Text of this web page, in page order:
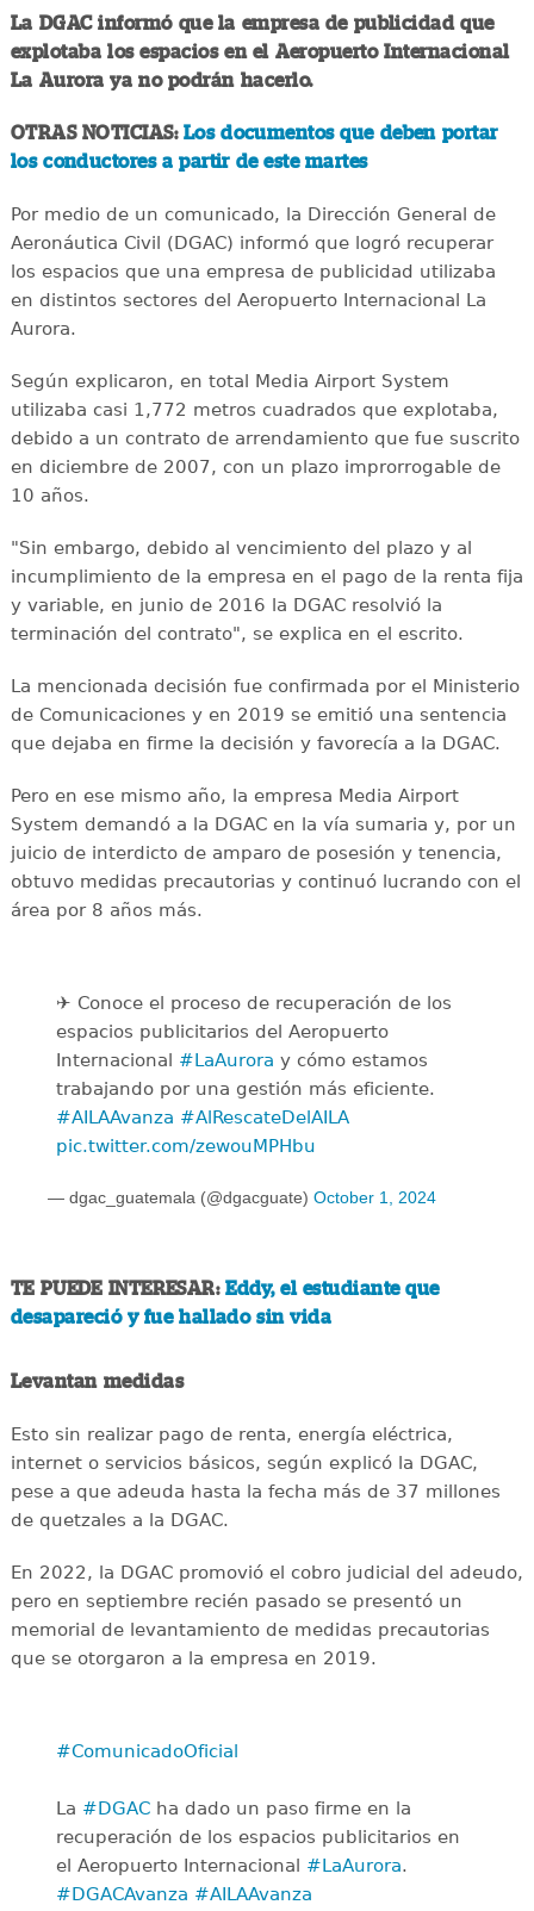
La DGAC informó que la empresa de publicidad que
explotaba los espacios en el Aeropuerto Internacional
La Aurora ya no podrán hacerlo.
OTRAS NOTICIAS: Los documentos que deben portar
los conductores a partir de este martes
Por medio de un comunicado, la Dirección General de
Aeronáutica Civil (DGAC) informó que logró recuperar
los espacios que una empresa de publicidad utilizaba
en distintos sectores del Aeropuerto Internacional La
Aurora.
Según explicaron, en total Media Airport System
utilizaba casi 1,772 metros cuadrados que explotaba,
debido a un contrato de arrendamiento que fue suscrito
en diciembre de 2007, con un plazo improrrogable de
10 años.
"Sin embargo, debido al vencimiento del plazo y al
incumplimiento de la empresa en el pago de la renta fija
y variable, en junio de 2016 la DGAC resolvió la
terminación del contrato", se explica en el escrito.
La mencionada decisión fue confirmada por el Ministerio
de Comunicaciones y en 2019 se emitió una sentencia
que dejaba en firme la decisión y favorecía a la DGAC.
Pero en ese mismo año, la empresa Media Airport
System demandó a la DGAC en la vía sumaria y, por un
juicio de interdicto de amparo de posesión y tenencia,
obtuvo medidas precautorias y continuó lucrando con el
área por 8 años más.
✈️ Conoce el proceso de recuperación de los
espacios publicitarios del Aeropuerto
Internacional #LaAurora y cómo estamos
trabajando por una gestión más eficiente.
#AILAAvanza #AlRescateDelAILA
pic.twitter.com/zewouMPHbu
— dgac_guatemala (@dgacguate) October 1, 2024
TE PUEDE INTERESAR:Eddy, el estudiante que
desapareció y fue hallado sin vida
Levantan medidas
Esto sin realizar pago de renta, energía eléctrica,
internet o servicios básicos, según explicó la DGAC,
pese a que adeuda hasta la fecha más de 37 millones
de quetzales a la DGAC.
En 2022, la DGAC promovió el cobro judicial del adeudo,
pero en septiembre recién pasado se presentó un
memorial de levantamiento de medidas precautorias
que se otorgaron a la empresa en 2019.
#ComunicadoOficial
La #DGAC ha dado un paso firme en la
recuperación de los espacios publicitarios en
el Aeropuerto Internacional #LaAurora.
#DGACAvanza #AILAAvanza